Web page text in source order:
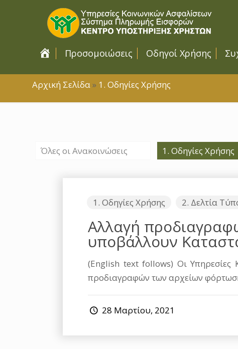
Αρχική Σελίδα
Προσομοιώσεις Οδηγοί Χρήσης
Αρχική Σελίδα» 1. Οδηγίες Χρήσης
Όλες οι Ανακοινώσεις 1. Οδηγίες Χρήσης
1. Οδηγίες Χρήσης 2. Δελτία
Αλλαγή
υποβάλλουν
(English text follows) Οι Υπηρεσίες
προδιαγραφών των αρχείων
28 Μαρτίου, 2021